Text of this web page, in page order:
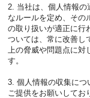
2. 当社は、個人情報の
なルールを定め、その
の取り扱いが適正に行
ついては、常に改善し
上の脅威や問題点に対
す。
3. 個人情報の収集につ
ご提供をお願いしてお